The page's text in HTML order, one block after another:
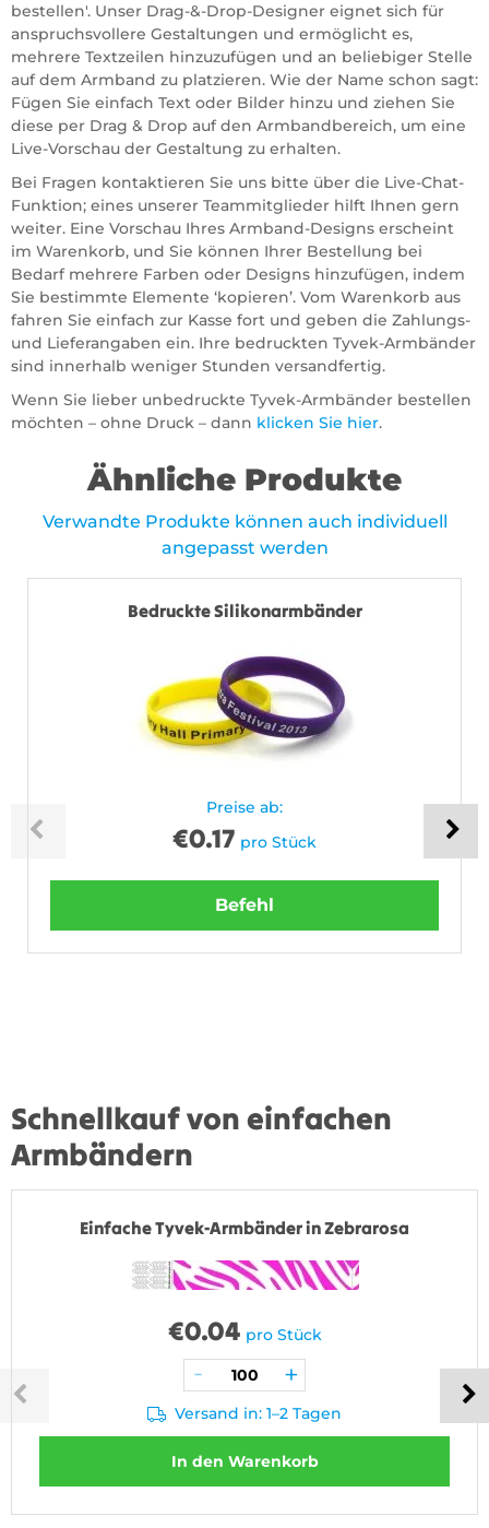
bestellen'. Unser Drag-&-Drop-Designer eignet sich für
anspruchsvollere Gestaltungen und ermöglicht es,
mehrere Textzeilen hinzuzufügen und an beliebiger Stelle
auf dem Armband zu platzieren. Wie der Name schon sagt:
Fügen Sie einfach Text oder Bilder hinzu und ziehen Sie
diese per Drag & Drop auf den Armbandbereich, um eine
Live-Vorschau der Gestaltung zu erhalten.
Bei Fragen kontaktieren Sie uns bitte über die Live-Chat-
Funktion; eines unserer Teammitglieder hilft Ihnen gern
weiter. Eine Vorschau Ihres Armband-Designs erscheint
im Warenkorb, und Sie können Ihrer Bestellung bei
Bedarf mehrere Farben oder Designs hinzufügen, indem
Sie bestimmte Elemente ‘kopieren’. Vom Warenkorb aus
fahren Sie einfach zur Kasse fort und geben die Zahlungs-
und Lieferangaben ein. Ihre bedruckten Tyvek-Armbänder
sind innerhalb weniger Stunden versandfertig.
Wenn Sie lieber unbedruckte Tyvek-Armbänder bestellen
möchten – ohne Druck – dann klicken Sie hier.
Ähnliche Produkte
Verwandte Produkte können auch individuell
angepasst werden
Bedruckte Silikonarmbänder
Preise ab:
€0.17 pro Stück
Befehl
Schnellkauf von einfachen
Armbändern
Einfache Tyvek-Armbänder in Zebrarosa
€0.04 pro Stück
Versand in: 1–2 Tagen
In den Warenkorb